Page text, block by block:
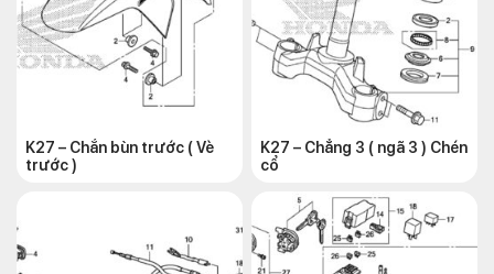
K27 – Chắn bùn trước ( Vè
trước )
K27 – Chẳng 3 ( ngã 3 ) Chén
cổ